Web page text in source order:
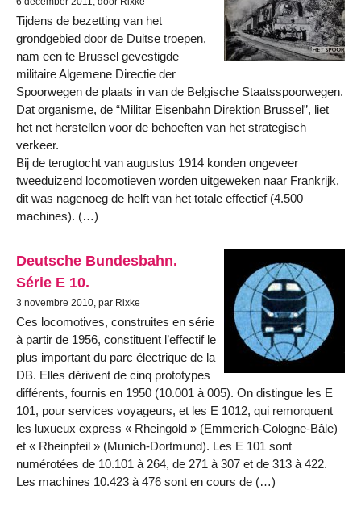
Tijdens de bezetting van het
grondgebied door de Duitse troepen,
nam een te Brussel gevestigde
militaire Algemene Directie der
Spoorwegen de plaats in van de Belgische Staatsspoorwegen.
Dat organisme, de “Militar Eisenbahn Direktion Brussel”, liet
het net herstellen voor de behoeften van het strategisch
verkeer.
Bij de terugtocht van augustus 1914 konden ongeveer
tweeduizend locomotieven worden uitgeweken naar Frankrijk,
dit was nagenoeg de helft van het totale effectief (4.500
machines). (…)
Deutsche Bundesbahn.
Série E 10.
3 novembre 2010, par Rixke
Ces locomotives, construites en série
à partir de 1956, constituent l’effectif le
plus important du parc électrique de la
DB. Elles dérivent de cinq prototypes
différents, fournis en 1950 (10.001 à 005). On distingue les E
101, pour services voyageurs, et les E 1012, qui remorquent
les luxueux express « Rheingold » (Emmerich-Cologne-Bâle)
et « Rheinpfeil » (Munich-Dortmund). Les E 101 sont
numérotées de 10.101 à 264, de 271 à 307 et de 313 à 422.
Les machines 10.423 à 476 sont en cours de (…)